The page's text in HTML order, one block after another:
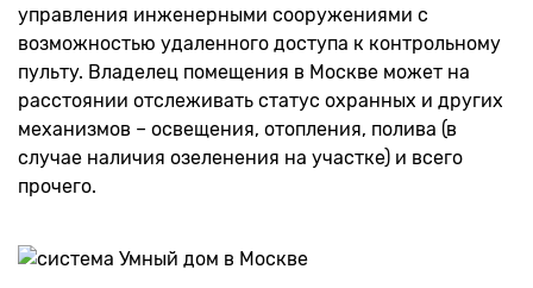
управления инженерными сооружениями с
возможностью удаленного доступа к контрольному
пульту. Владелец помещения в Москве может на
расстоянии отслеживать статус охранных и других
механизмов – освещения, отопления, полива (в
случае наличия озеленения на участке) и всего
прочего.